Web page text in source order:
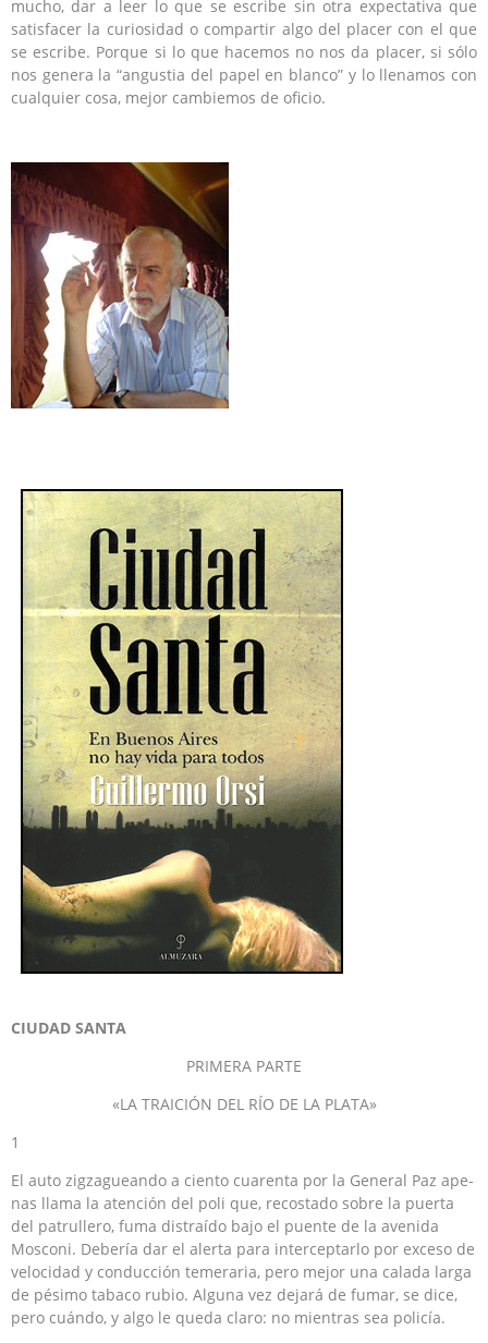
mucho, dar a leer lo que se escribe sin otra expectativa que
satisfacer la curiosidad o compartir algo del placer con el que
se escribe. Porque si lo que hacemos no nos da placer, si sólo
nos genera la “angustia del papel en blanco” y lo llenamos con
cualquier cosa, mejor cambiemos de oficio.
CIUDAD SANTA
PRIMERA PARTE
«LA TRAICIÓN DEL RÍO DE LA PLATA»
1
El auto zigzagueando a ciento cuarenta por la General Paz ape­
nas llama la atención del poli que, recostado sobre la puerta
del patrullero, fuma distraído bajo el puente de la avenida
Mosconi. Debería dar el alerta para interceptarlo por exceso de
velo­cidad y conducción temeraria, pero mejor una calada larga
de pésimo tabaco rubio. Alguna vez dejará de fumar, se dice,
pero cuándo, y algo le queda claro: no mientras sea policía.